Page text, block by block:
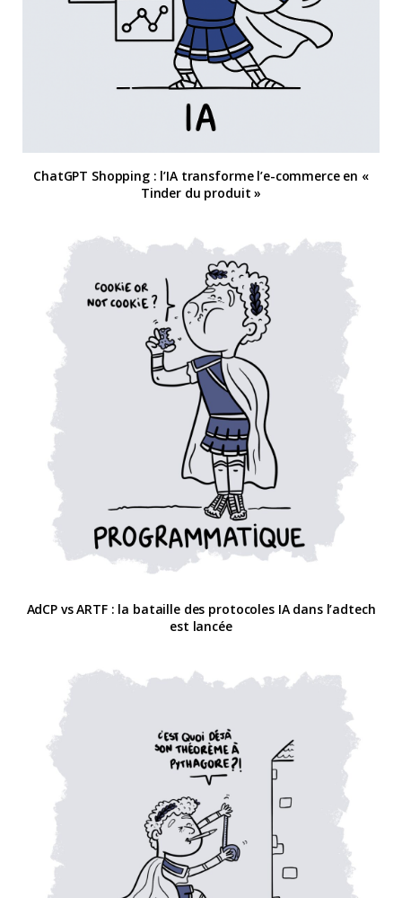
ChatGPT Shopping : l’IA transforme l’e-commerce en «
Tinder du produit »
AdCP vs ARTF : la bataille des protocoles IA dans l’adtech
est lancée